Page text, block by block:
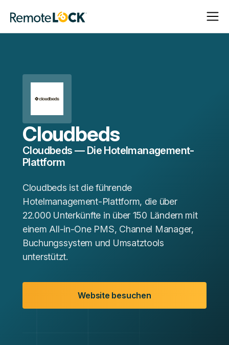
Startseite
öffnen
Cloudbeds
Cloudbeds — Die Hotelmanagement-
Plattform
Cloudbeds ist die führende
Hotelmanagement-Plattform, die über
22.000 Unterkünfte in über 150 Ländern mit
einem All-in-One PMS, Channel Manager,
Buchungssystem und Umsatztools
unterstützt.
Website besuchen